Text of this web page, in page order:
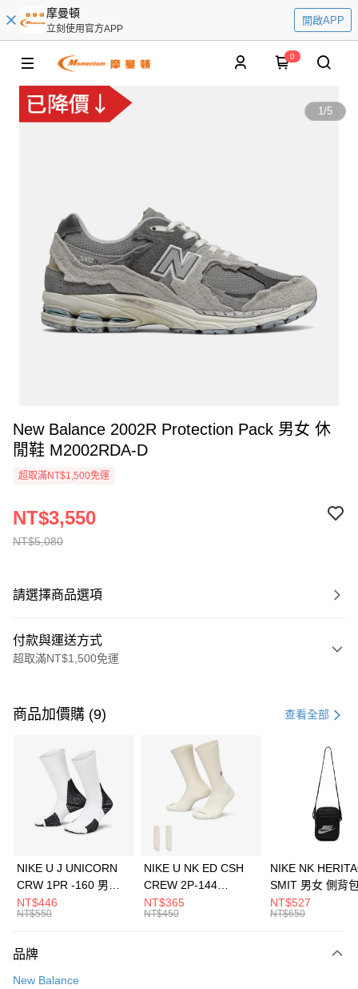
摩曼頓
立刻使用官方APP
開啟APP
0
1/5
New Balance 2002R Protection Pack 男女 休
閒鞋 M2002RDA-D
超取滿NT$1,500免運
NT$5,080
NT$3,550
請選擇商品選項
付款與運送方式
超取滿NT$1,500免運
信用卡一次付款
3 期 0 利率 每期 21家銀行
合作金庫商業銀行
第一商業銀行
華南商業銀行
彰化商業銀行
上海商業儲蓄銀行
元大商業銀行
台灣樂天信用卡公司
Apple Pay
全盈+PAY
AFTEE先享後付
【關於「AFTEE先享後付」】
便利好安心！
運送方式
商品加價購 (9) 查看全部
NIKE U J UNICORN
CRW 1PR -160 男女
中統襪 FZ3393100
NT$446
NT$550
NIKE U NK ED CSH
CREW 2P-144
EMBRDY 男女 短統襪
FZ3073133
NT$365
NT$450
NIKE NK
SMIT 男女 側背
BA5871010
NT$527
NT$650
品牌
New Balance